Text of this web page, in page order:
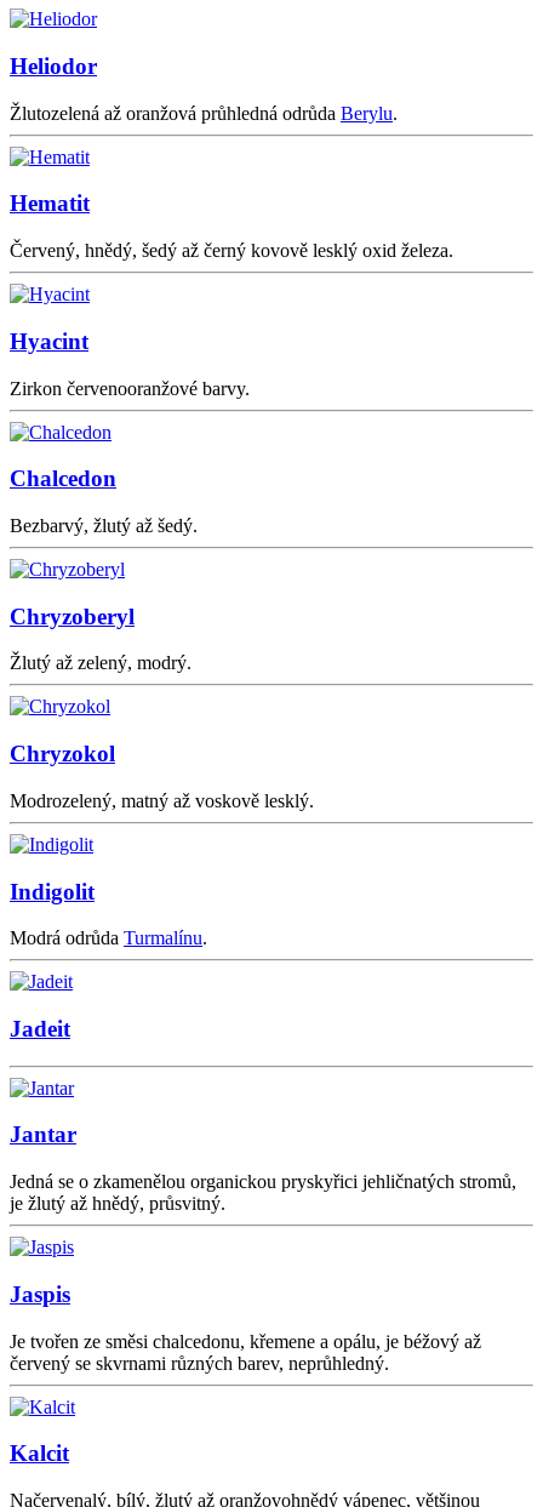
Heliodor
Žlutozelená až oranžová průhledná odrůda Berylu.
Hematit
Červený, hnědý, šedý až černý kovově lesklý oxid železa.
Hyacint
Zirkon červenooranžové barvy.
Chalcedon
Bezbarvý, žlutý až šedý.
Chryzoberyl
Žlutý až zelený, modrý.
Chryzokol
Modrozelený, matný až voskově lesklý.
Indigolit
Modrá odrůda Turmalínu.
Jadeit
Jantar
Jedná se o zkamenělou organickou pryskyřici jehličnatých stromů,
je žlutý až hnědý, průsvitný.
Jaspis
Je tvořen ze směsi chalcedonu, křemene a opálu, je béžový až
červený se skvrnami různých barev, neprůhledný.
Kalcit
Načervenalý, bílý, žlutý až oranžovohnědý vápenec, většinou